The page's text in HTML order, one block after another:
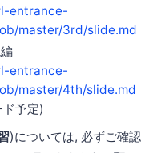
entrance-
master/3rd/slide.md
entrance-
master/4th/slide.md
予定)
)については, 必ずご確認